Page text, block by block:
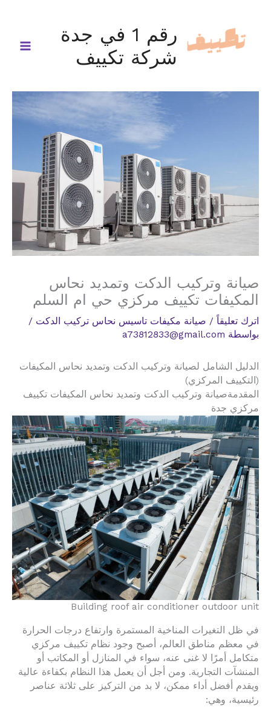
المحتوى
رقم 1 في جدة
شركة تكييف
صيانة وتركيب الدكت وتمديد نحاس
المكيفات تكييف مركزي حي ام السلم
اترك تعليقاً / صيانة مكيفات تاسيس نحاس تركيب الدكت /
بواسطة a73812833@gmail.com
الدليل الشامل لصيانة وتركيب الدكت وتمديد نحاس المكيفات
(التكييف المركزي)
المقدمةصيانة وتركيب الدكت وتمديد نحاس المكيفات تكييف
مركزي جدة
Building roof air conditioner outdoor unit
في ظل التغيرات المناخية المستمرة وارتفاع درجات الحرارة
في معظم مناطق العالم، أصبح وجود نظام تكييف مركزي
متكامل أمرًا لا غنى عنه، سواء في المنازل أو المكاتب أو
المنشآت التجارية. ومن أجل أن يعمل هذا النظام بكفاءة عالية
ويقدم أفضل أداء ممكن، لا بد من التركيز على ثلاثة عناصر
رئيسية، وهي: